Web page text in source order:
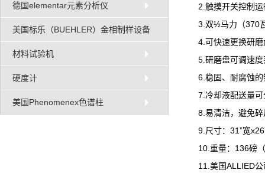
德国elementar元素分析仪
美国标乐（BUEHLER）金相制样设备
材料试验机
硬度计
美国Phenomenex色谱柱
2.触摸开关控制
3.双½马力（370
4.可快速更换研磨
5.研磨盘可调速
6.稳固、耐腐蚀
7.冷却液配送量
8.易清洁，避免
9.尺寸：31”宽
10.重量：136磅
11.美国ALLIED